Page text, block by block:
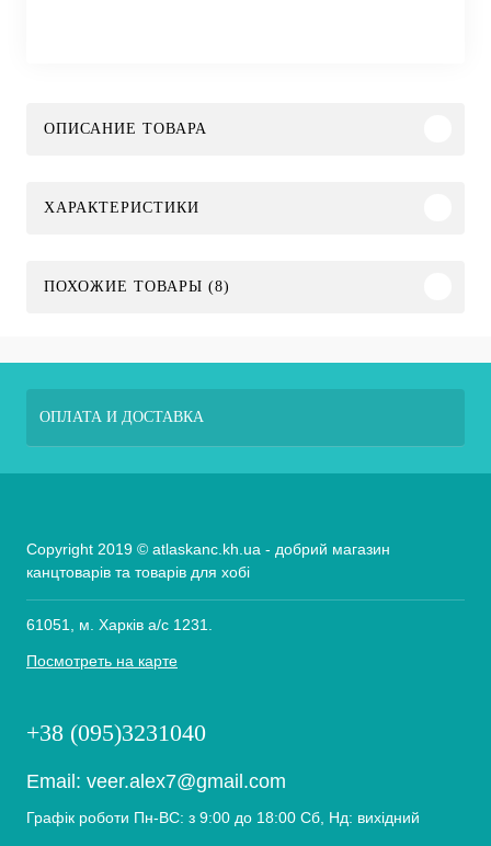
ОПИСАНИЕ ТОВАРА
ХАРАКТЕРИСТИКИ
ПОХОЖИЕ ТОВАРЫ (8)
ОПЛАТА И ДОСТАВКА
Copyright 2019 © atlaskanc.kh.ua - добрий магазин
канцтоварів та товарів для хобі
61051, м. Харків а/с 1231.
Посмотреть на карте
+38 (095)3231040
Email: veer.alex7@gmail.com
Графік роботи Пн-ВС: з 9:00 до 18:00 Сб, Нд: вихідний